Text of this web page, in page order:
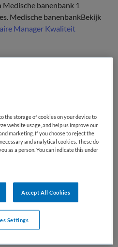
banenbank 1
Medische banenbankBekijk
Manager Kwaliteit
& Veiligheid
the storage of cookies on your device to
website usage, and help us improve our
marketing. If you choose to reject the
and analytical cookies. These do
as a person. You can indicate this under
Accept All Cookies
Settings